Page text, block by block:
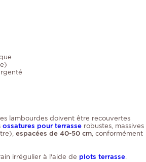
lambourdes doivent être recouvertes
ossatures pour terrasse robustes, massives
espacées de 40-50 cm, conformément
irrégulier à l'aide de plots terrasse.